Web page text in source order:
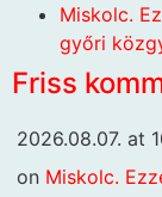
Miskolc.
győri
Friss
2026.08.07. at
on Miskolc.